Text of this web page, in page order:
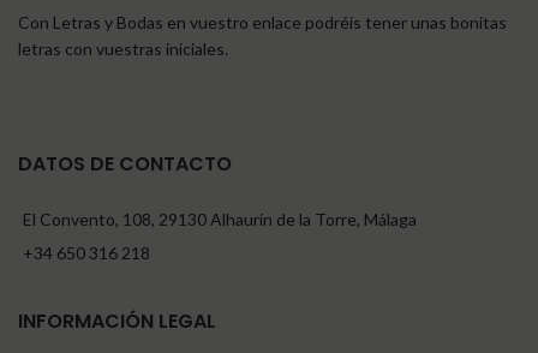
Con Letras y Bodas en vuestro enlace podréis tener unas bonitas
letras con vuestras iniciales.
DATOS DE CONTACTO
El Convento, 108, 29130 Alhaurín de la Torre, Málaga
+34 650 316 218
INFORMACIÓN LEGAL